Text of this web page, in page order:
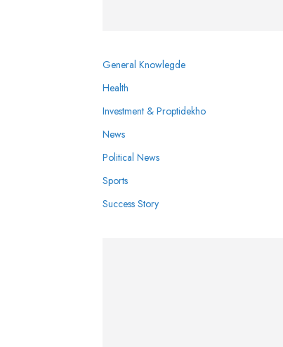
General Knowlegde
Health
Investment & Proptidekho
News
Political News
Sports
Success Story